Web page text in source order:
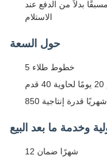
بدلاً من الدفع عند
الاستلام
حول السعة
5 خطوط طلاء
شهريًا قدرة إنتاجية
وخدمة ما بعد البيع
12 شهرًا ضمان